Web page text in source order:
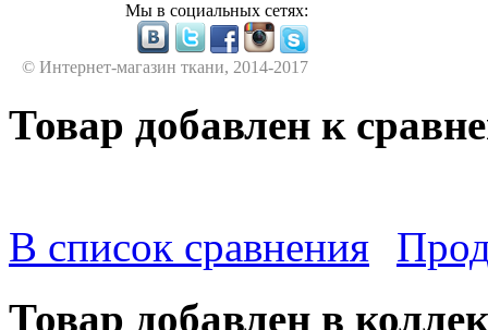
Мы в социальных сетях:
© Интернет-магазин ткани, 2014-2017
Товар добавлен к
В список сравнения
Товар добавлен в